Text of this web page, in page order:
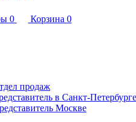
0 Корзина 0
продаж
в Санкт-Петербурге
Москве